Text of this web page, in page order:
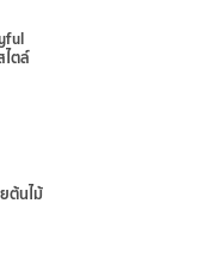
ไตล์
ต้นไม้